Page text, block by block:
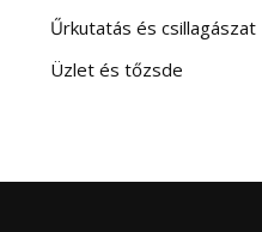
Űrkutatás és csillagászat
Üzlet és tőzsde